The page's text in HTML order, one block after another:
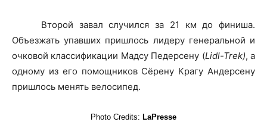
Второй завал случился за 21 км до финиша.
Объезжать упавших пришлось лидеру генеральной и
очковой классификации Мадсу Педерсену (Lidl-Trek), а
одному из его помощников Сёрену Крагу Андерсену
пришлось менять велосипед.
Photo Credits: LaPresse